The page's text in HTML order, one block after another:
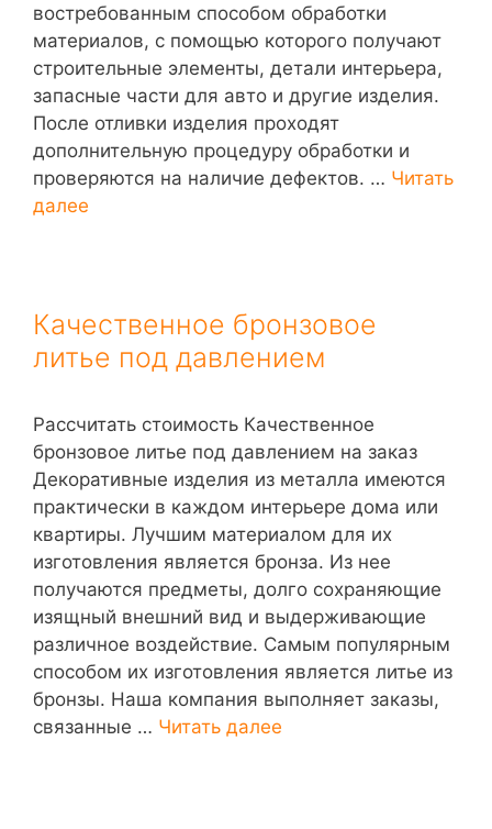
востребованным способом обработки
материалов, с помощью которого получают
строительные элементы, детали интерьера,
запасные части для авто и другие изделия.
После отливки изделия проходят
дополнительную процедуру обработки и
проверяются на наличие дефектов. … Читать
далее
Качественное бронзовое
литье под давлением
Рассчитать стоимость Качественное
бронзовое литье под давлением на заказ
Декоративные изделия из металла имеются
практически в каждом интерьере дома или
квартиры. Лучшим материалом для их
изготовления является бронза. Из нее
получаются предметы, долго сохраняющие
изящный внешний вид и выдерживающие
различное воздействие. Самым популярным
способом их изготовления является литье из
бронзы. Наша компания выполняет заказы,
связанные … Читать далее